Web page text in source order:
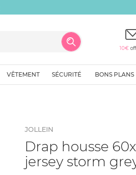
10€
VÊTEMENT SÉCURITÉ BONS PLANS
JOLLEIN
Drap housse
jersey storm